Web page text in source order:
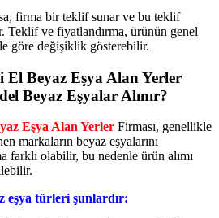
firma bir teklif sunar ve bu teklif
Teklif ve fiyatlandırma, ürünün genel
göre değişiklik gösterebilir.
El Beyaz Eşya Alan Yerler
Beyaz Eşyalar Alınır?
Eşya Alan Yerler Firması, genellikle
markaların beyaz eşyalarını
farklı olabilir, bu nedenle ürün alımı
eşya türleri şunlardır: